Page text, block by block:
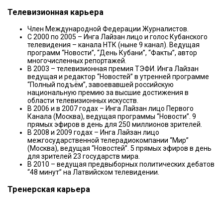
Телевизионная карьера
Член Международной Федерации Журналистов.
С 2000 по 2005 – Инга Лайзан лицо и голос Кубанского
телевидения – канала НТК (ныне 9 канал). Ведущая
программ “Новости”, “День Кубани”, “Факты”, автор
многочисленных репортажей.
В 2003 – телевизионная премия ТЭФИ. Инга Лайзан
ведущая и редактор “Новостей” в утренней программе
“Полный подъём”, завоевавшей российскую
национальную премию за высшие достижения в
области телевизионных искусств.
В 2006 и в 2007 годах – Инга Лайзан лицо Первого
Канала (Москва), ведущая программы “Новости”. 9
прямых эфиров в день для 250 миллионов зрителей.
В 2008 и 2009 годах – Инга Лайзан лицо
межгосударственной телерадиокомпании “Мир”
(Москва), ведущая “Новостей”. 5 прямых эфиров в день
для зрителей 23 государств мира.
В 2010 – ведущая предвыборных политических дебатов
“48 минут” на Латвийском телевидении.
Тренерская карьера